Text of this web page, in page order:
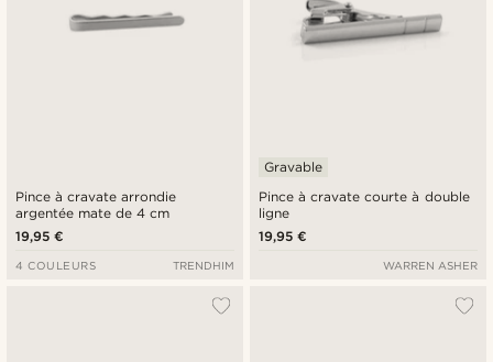
Pince à cravate arrondie
argentée mate de 4 cm
19,95 €
4 COULEURS TRENDHIM
Pince à cravate courte à double
ligne
Gravable
19,95 €
WARREN ASHER